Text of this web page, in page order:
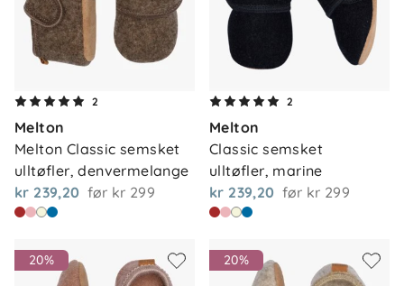
2
Melton
Melton Classic semsket
ulltøfler, denvermelange
kr 239,20 før kr 299
2
Melton
Classic semsket
ulltøfler, marine
kr 239,20 før kr 299
20% 20%